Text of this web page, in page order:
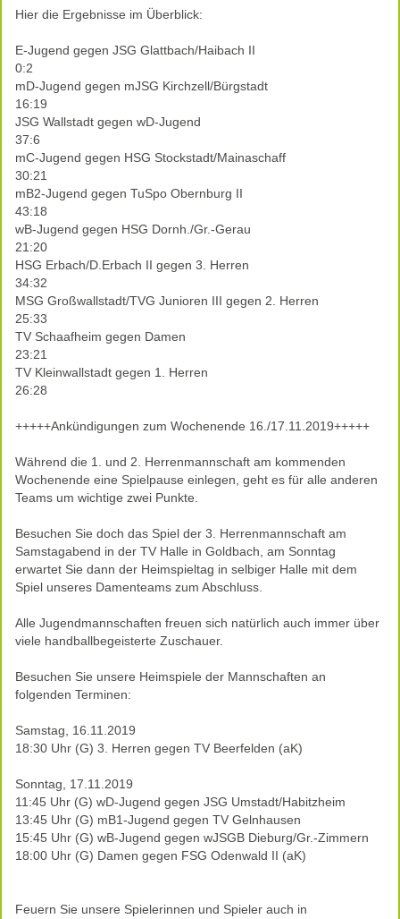
Hier die Ergebnisse im Überblick:
E-Jugend gegen JSG Glattbach/Haibach II
0:2
mD-Jugend gegen mJSG Kirchzell/Bürgstadt
16:19
JSG Wallstadt gegen wD-Jugend
37:6
mC-Jugend gegen HSG Stockstadt/Mainaschaff
30:21
mB2-Jugend gegen TuSpo Obernburg II
43:18
wB-Jugend gegen HSG Dornh./Gr.-Gerau
21:20
HSG Erbach/D.Erbach II gegen 3. Herren
34:32
MSG Großwallstadt/TVG Junioren III gegen 2. Herren
25:33
TV Schaafheim gegen Damen
23:21
TV Kleinwallstadt gegen 1. Herren
26:28
+++++Ankündigungen zum Wochenende 16./17.11.2019+++++
Während die 1. und 2. Herrenmannschaft am kommenden
Wochenende eine Spielpause einlegen, geht es für alle anderen
Teams um wichtige zwei Punkte.
Besuchen Sie doch das Spiel der 3. Herrenmannschaft am
Samstagabend in der TV Halle in Goldbach, am Sonntag
erwartet Sie dann der Heimspieltag in selbiger Halle mit dem
Spiel unseres Damenteams zum Abschluss.
Alle Jugendmannschaften freuen sich natürlich auch immer über
viele handballbegeisterte Zuschauer.
Besuchen Sie unsere Heimspiele der Mannschaften an
folgenden Terminen:
Samstag, 16.11.2019
18:30 Uhr (G) 3. Herren gegen TV Beerfelden (aK)
Sonntag, 17.11.2019
11:45 Uhr (G) wD-Jugend gegen JSG Umstadt/Habitzheim
13:45 Uhr (G) mB1-Jugend gegen TV Gelnhausen
15:45 Uhr (G) wB-Jugend gegen wJSGB Dieburg/Gr.-Zimmern
18:00 Uhr (G) Damen gegen FSG Odenwald II (aK)
Feuern Sie unsere Spielerinnen und Spieler auch in